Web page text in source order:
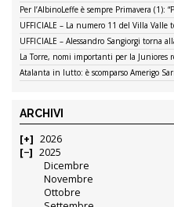
Per l’AlbinoLeffe è sempre Primavera
UFFICIALE – La numero 11 del Villa
UFFICIALE – Alessandro Sangiorgi torna
La Torre, nomi importanti per la Juniores
Atalanta in lutto: è scomparso Amerigo
ARCHIVI
2026
2025
Dicembre
Novembre
Ottobre